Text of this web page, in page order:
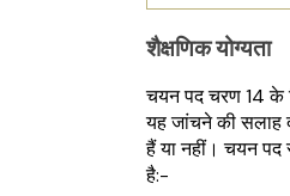
शैक्षणिक योग्यता
चयन पद चरण 14 के
यह जांचने की सलाह
हैं या नहीं। चयन पद
है:-